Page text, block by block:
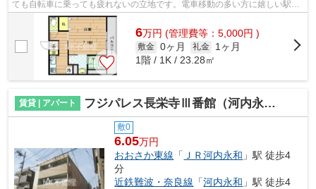
ても自転車に乗っても疲れないの立地です。電車移動の多い方に嬉しい駅か
ら徒歩9分の物件です。風通しが良く真夏...
6万円 (管理費等：5,000円 )
敷金 0ヶ月 礼金
1ヶ月
1階 / 1K / 23.28㎡
賃貸 | アパート フジパレス長栄寺Ⅲ番館（河内永和賃貸）
敷0
6.05万円
おおさか東線 「 ＪＲ河内永和 」駅 徒歩4
分
近鉄難波・奈良線 「河内永和 」駅 徒歩4